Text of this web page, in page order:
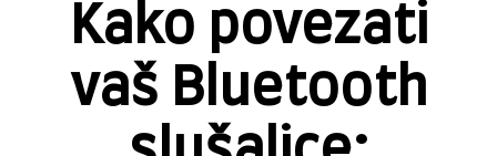
Kako povezati
vaš Bluetooth